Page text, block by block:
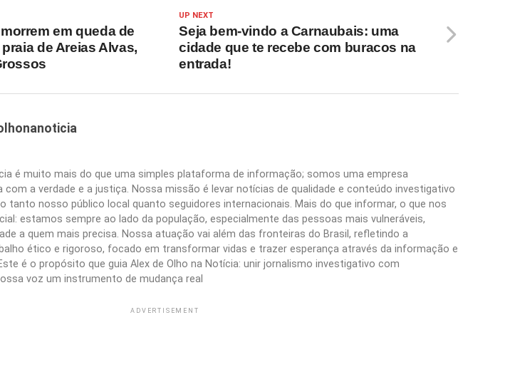
UP NEXT
Seja bem-vindo a Carnaubais: uma
cidade que te recebe com buracos na
entrada!
em queda de
de Areias Alvas,
é muito mais do que uma simples plataforma de informação; somos uma empresa
a verdade e a justiça. Nossa missão é levar notícias de qualidade e conteúdo investigativo
tanto nosso público local quanto seguidores internacionais. Mais do que informar, o que nos
estamos sempre ao lado da população, especialmente das pessoas mais vulneráveis,
a quem mais precisa. Nossa atuação vai além das fronteiras do Brasil, refletindo a
ético e rigoroso, focado em transformar vidas e trazer esperança através da informação e
é o propósito que guia Alex de Olho na Notícia: unir jornalismo investigativo com
voz um instrumento de mudança real
ADVERTISEMENT